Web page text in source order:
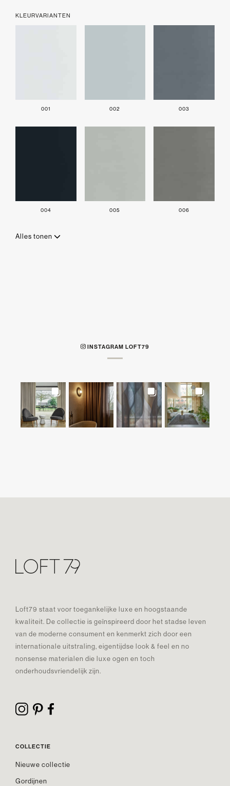
KLEURVARIANTEN
001 002 003
004 005 006
Alles tonen
INSTAGRAM LOFT79
Loft79 staat voor toegankelijke luxe en hoogstaande
kwaliteit. De collectie is geïnspireerd door het stadse leven
van de moderne consument en kenmerkt zich door een
internationale uitstraling, eigentijdse look & feel en no
nonsense materialen die luxe ogen en toch
onderhoudsvriendelijk zijn.
COLLECTIE
Nieuwe collectie
Gordijnen